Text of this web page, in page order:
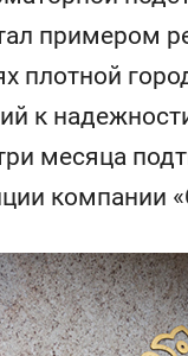
примером
плотной
к
месяца
компании